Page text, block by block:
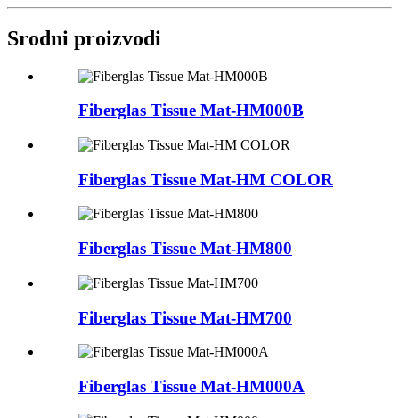
Srodni proizvodi
Fiberglas Tissue Mat-HM000B
Fiberglas Tissue Mat-HM COLOR
Fiberglas Tissue Mat-HM800
Fiberglas Tissue Mat-HM700
Fiberglas Tissue Mat-HM000A